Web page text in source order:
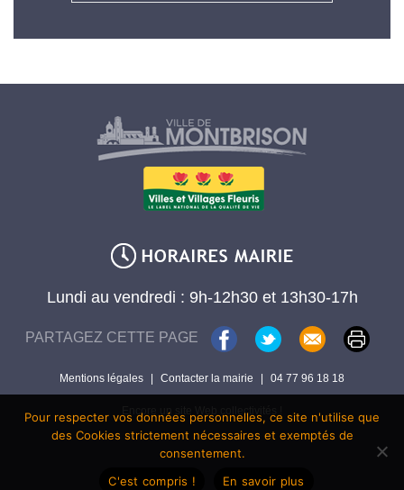
Lundi au vendredi : 9h-12h30 et 13h30-17h
PARTAGEZ CETTE PAGE
Mentions légales | Contacter la mairie | 04 77 96 18 18
Encore un site Web collectivités !
Pour respecter vos données personnelles, ce site n'utilise que
des Cookies strictement nécessaires et exemptés de
consentement.
C'est compris !
En savoir plus